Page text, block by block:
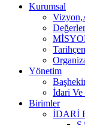
Kurumsal
Yönetim
İdari
Birimler
İDARİ